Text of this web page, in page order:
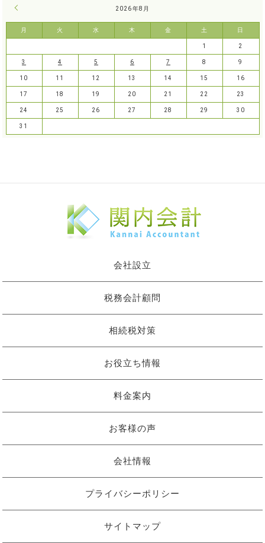
2026年8月
月 火 水 木 金 土 日
1 2
3 4 5 6 7 8 9
10 11 12 13 14 15 16
17 18 19 20 21 22 23
24 25 26 27 28 29 30
31
会社設立
税務会計顧問
相続税対策
お役立ち情報
料金案内
お客様の声
会社情報
プライバシーポリシー
サイトマップ